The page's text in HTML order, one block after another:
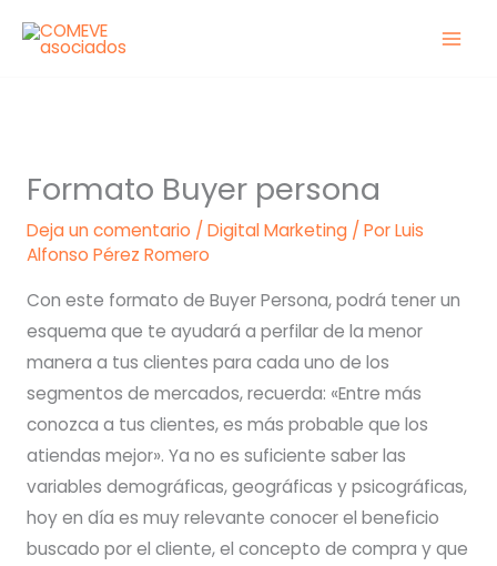
Formato Buyer persona
Deja un comentario / Digital Marketing/ PorLuis
Alfonso Pérez Romero
Con este formato de Buyer Persona, podrá tener un
esquema que te ayudará a perfilar de la menor
manera a tus clientes para cada uno de los
segmentos de mercados, recuerda: «Entre más
conozca a tus clientes, es más probable que los
atiendas mejor». Ya no es suficiente saber las
variables demográficas, geográficas y psicográficas,
hoy en día es muy relevante conocer el beneficio
buscado por el cliente, el concepto de compra y que